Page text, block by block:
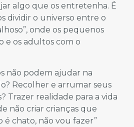
algo que os entretenha. É
dividir o universo entre o
onde os pequenos
e os adultos com o
não podem ajudar na
Recolher e arrumar seus
Trazer realidade para a vida
não criar crianças que
é chato, não vou fazer”